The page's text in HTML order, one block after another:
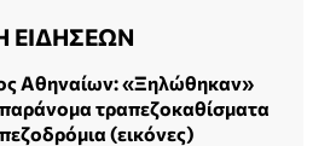
ΕΙΔΗΣΕΩΝ
Αθηναίων: «Ξηλώθηκαν»
τραπεζοκαθίσματα
(εικόνες)